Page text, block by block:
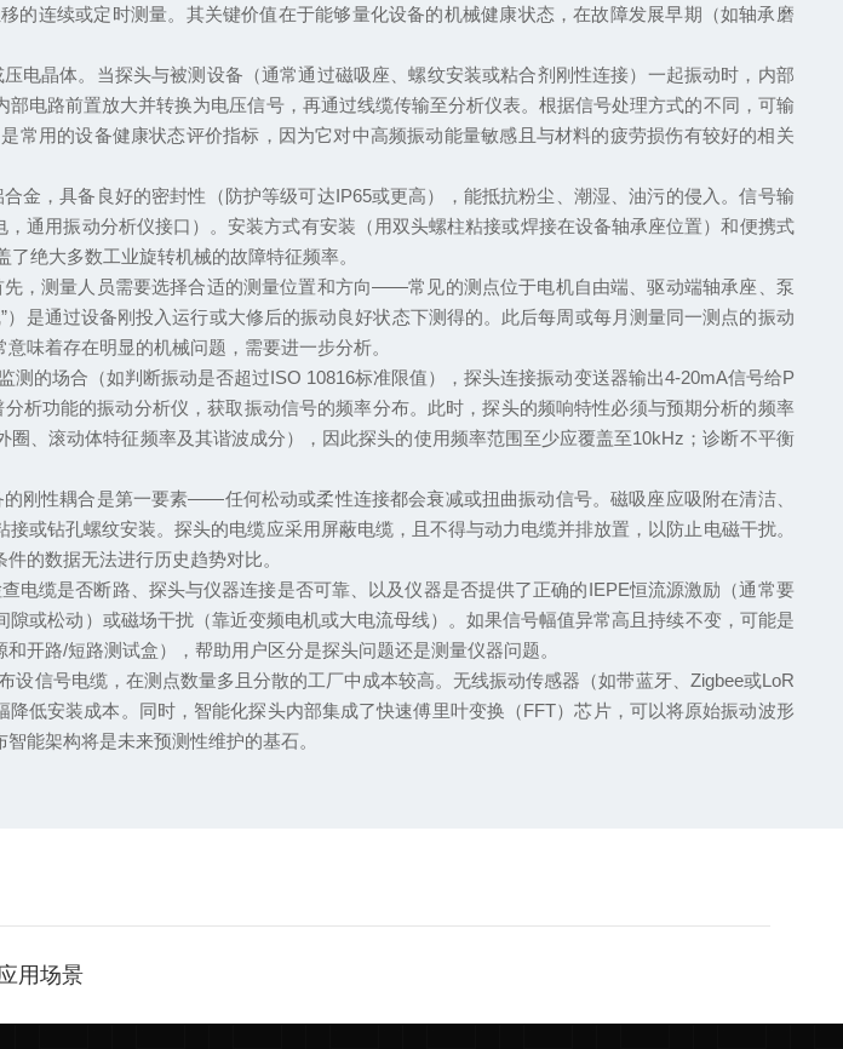
连续或定时测量。其关键价值在于能够量化设备的机械健康状态，在故障发展早期（如轴承磨
电晶体。当探头与被测设备（通常通过磁吸座、螺纹安装或粘合剂刚性连接）一起振动时，内部
电路前置放大并转换为电压信号，再通过线缆传输至分析仪表。根据信号处理方式的不同，可输
用的设备健康状态评价指标，因为它对中高频振动能量敏感且与材料的疲劳损伤有较好的相关
，具备良好的密封性（防护等级可达IP65或更高），能抵抗粉尘、潮湿、油污的侵入。信号输
通用振动分析仪接口）。安装方式有安装（用双头螺柱粘接或焊接在设备轴承座位置）和便携式
绝大多数工业旋转机械的故障特征频率。
测量人员需要选择合适的测量位置和方向——常见的测点位于电机自由端、驱动端轴承座、泵
是通过设备刚投入运行或大修后的振动良好状态下测得的。此后每周或每月测量同一测点的振动
味着存在明显的机械问题，需要进一步分析。
场合（如判断振动是否超过ISO 10816标准限值），探头连接振动变送器输出4-20mA信号给P
析功能的振动分析仪，获取振动信号的频率分布。此时，探头的频响特性必须与预期分析的频率
、滚动体特征频率及其谐波成分），因此探头的使用频率范围至少应覆盖至10kHz；诊断不平衡
性耦合是第一要素——任何松动或柔性连接都会衰减或扭曲振动信号。磁吸座应吸附在清洁、
或钻孔螺纹安装。探头的电缆应采用屏蔽电缆，且不得与动力电缆并排放置，以防止电磁干扰。
的数据无法进行历史趋势对比。
缆是否断路、探头与仪器连接是否可靠、以及仪器是否提供了正确的IEPE恒流源激励（通常要
或松动）或磁场干扰（靠近变频电机或大电流母线）。如果信号幅值异常高且持续不变，可能是
开路/短路测试盒），帮助用户区分是探头问题还是测量仪器问题。
号电缆，在测点数量多且分散的工厂中成本较高。无线振动传感器（如带蓝牙、Zigbee或LoR
低安装成本。同时，智能化探头内部集成了快速傅里叶变换（FFT）芯片，可以将原始振动波形
能架构将是未来预测性维护的基石。
用场景